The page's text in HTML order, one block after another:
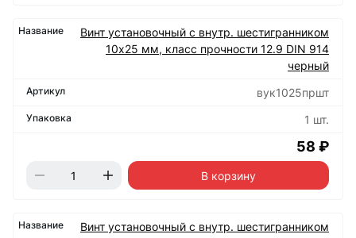
Винт установочный с внутр. шестигранником
10х25 мм, класс прочности 12.9 DIN 914
черный
вук1025пршт
1 шт.
58 ₽
В корзину
Винт установочный с внутр. шестигранником